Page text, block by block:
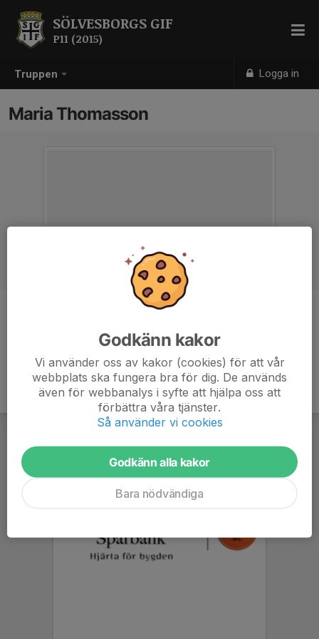
Truppen Logga in
SÖLVESBORGS GIF
P11 (2015)
Maria Thomasson
Godkänn kakor
Vi använder oss av kakor (cookies) för att vår
webbplats ska fungera bra för dig. De används
även för webbanalys i syfte att hjälpa oss att
förbättra våra tjänster.
Så använder vi cookies
Godkänn alla kakor
Bara nödvändiga